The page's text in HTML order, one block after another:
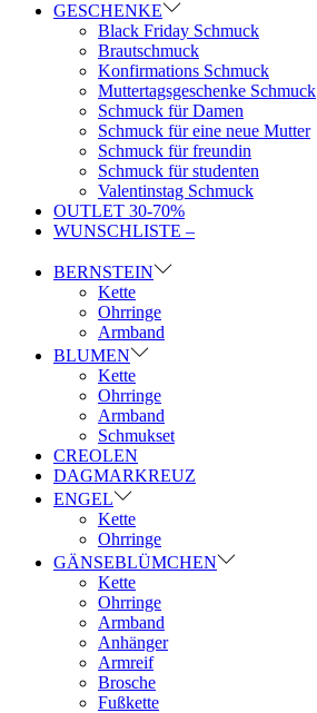
GESCHENKE
Black Friday Schmuck
Brautschmuck
Konfirmations Schmuck
Muttertagsgeschenke Schmuck
Schmuck für Damen
Schmuck für eine neue Mutter
Schmuck für freundin
Schmuck für studenten
Valentinstag Schmuck
OUTLET 30-70%
WUNSCHLISTE –
BERNSTEIN
Kette
Ohrringe
Armband
BLUMEN
Kette
Ohrringe
Armband
Schmukset
CREOLEN
DAGMARKREUZ
ENGEL
Kette
Ohrringe
GÄNSEBLÜMCHEN
Kette
Ohrringe
Armband
Anhänger
Armreif
Brosche
Fußkette